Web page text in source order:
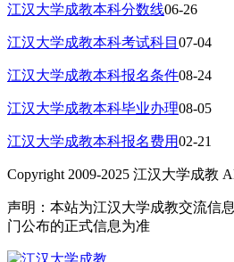
江汉大学成教本科分数线06-26
江汉大学成教本科考试科目 07-04
江汉大学成教本科报名条件08-24
江汉大学成教本科毕业办理08-05
江汉大学成教本科报名费用02-21
Copyright 2009-2025 江汉大学成教
声明：本站为江汉大学成教交流信
门公布的正式信息为准